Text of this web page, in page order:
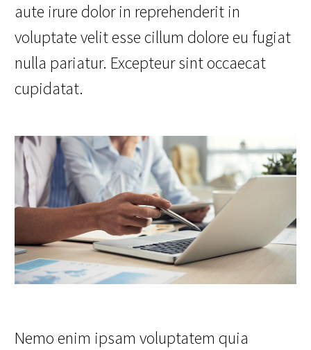
aute irure dolor in reprehenderit in
voluptate velit esse cillum dolore eu fugiat
nulla pariatur. Excepteur sint occaecat
cupidatat.
Nemo enim ipsam voluptatem quia